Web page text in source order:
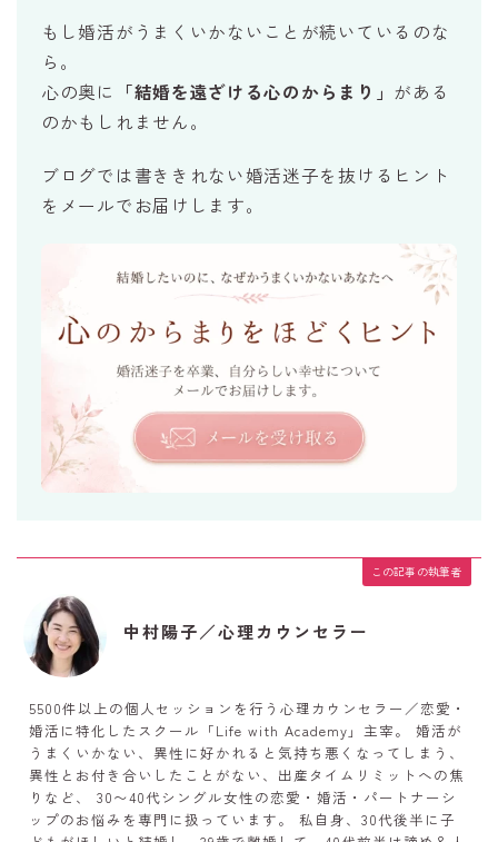
もし婚活がうまくいかないことが続いているのな
ら。
心の奥に
「結婚を遠ざける心のからまり」 がある
のかもしれません。
ブログでは書ききれない婚活迷子を抜けるヒント
をメールでお届けします。
この記事の執筆者
中村陽子／心理カウンセラー
5500件以上の個人セッションを行う心理カウンセラー／恋愛・
婚活に特化したスクール「Life with Academy」主宰。 婚活が
うまくいかない、異性に好かれると気持ち悪くなってしまう、
異性とお付き合いしたことがない、出産タイムリミットへの焦
りなど、 30〜40代シングル女性の恋愛・婚活・パートナーシ
ップのお悩みを専門に扱っています。 私自身、30代後半に子